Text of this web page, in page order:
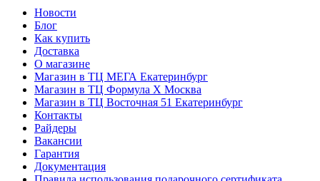
Новости
Блог
Как купить
Доставка
О магазине
Магазин в ТЦ МЕГА Екатеринбург
Магазин в ТЦ Формула X Москва
Магазин в ТЦ Восточная 51 Екатеринбург
Контакты
Райдеры
Вакансии
Гарантия
Документация